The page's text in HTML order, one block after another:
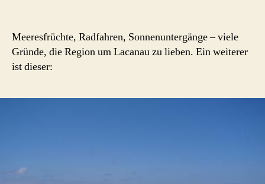
Strand
nahebei
Meeresfrüchte, Radfahren, Sonnenuntergänge – viele
Gründe, die Region um Lacanau zu lieben. Ein weiterer
ist dieser: